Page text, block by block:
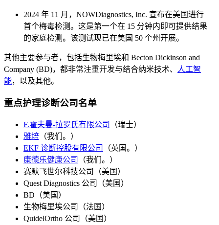
2024 年 11 月，NOWDiagnostics, Inc. 宣布在美国进行
首个梅毒检测。这是第一个在 15 分钟内即可提供结果
的家庭检测。该测试现已在美国 50 个州开展。
其他主要参与者，包括生物梅里埃和 Becton Dickinson and
Company (BD)，都非常注重开发与结合纳米技术、
人工智
能，以及其他。
重点护理诊断公司名单
F.霍夫曼-拉罗氏有限公司
（瑞士）
雅培 （我们。）
EKF 诊断控股有限公司
（英国。）
康德乐健康公司
（我们。）
赛默飞世尔科技公司（美国）
Quest Diagnostics 公司（美国）
BD（美国）
生物梅里埃公司（法国）
QuidelOrtho 公司（美国）